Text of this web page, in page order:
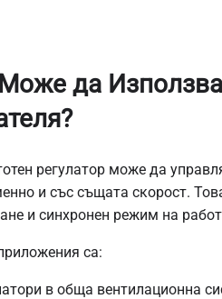
да
регулатор може да
и със същата скорост.
и синхронен режим на
са:
в обща вентилационна